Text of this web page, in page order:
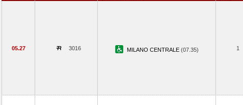
05.27 3016 MILANO CENTRALE (07.35) 1